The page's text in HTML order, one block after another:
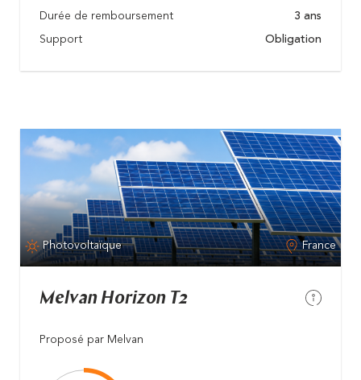
Durée de remboursement 3 ans
Support Obligation
Photovoltaïque France
Melvan Horizon T2
Proposé par Melvan